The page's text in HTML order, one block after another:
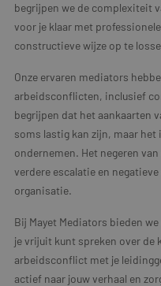
begrijpen we de complexiteit
voor je klaar met
constructieve wijze op te
Onze ervaren mediators
arbeidsconflicten, inclusief
begrijpen dat het aankaarten
soms lastig kan zijn, maar
ondernemen. Het negeren
verdere escalatie en
organisatie.
Bij Mayet Mediators bieden
je vrijuit kunt spreken over de
arbeidsconflict met je
actief naar jouw verhaal en